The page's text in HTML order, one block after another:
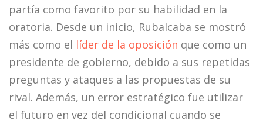
partía como favorito por su habilidad en la
oratoria. Desde un inicio, Rubalcaba se mostró
más como el líder de la oposición que como un
presidente de gobierno, debido a sus repetidas
preguntas y ataques a las propuestas de su
rival. Además, un error estratégico fue utilizar
el futuro en vez del condicional cuando se